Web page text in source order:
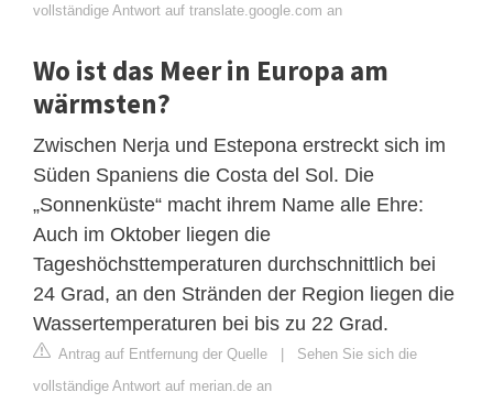
vollständige Antwort auf translate.google.com an
Wo ist das Meer in Europa am
wärmsten?
Zwischen Nerja und Estepona erstreckt sich im
Süden Spaniens die Costa del Sol. Die
„Sonnenküste“ macht ihrem Name alle Ehre:
Auch im Oktober liegen die
Tageshöchsttemperaturen durchschnittlich bei
24 Grad, an den Stränden der Region liegen die
Wassertemperaturen bei bis zu 22 Grad.
Antrag auf Entfernung der Quelle | Sehen Sie sich die
vollständige Antwort auf merian.de an